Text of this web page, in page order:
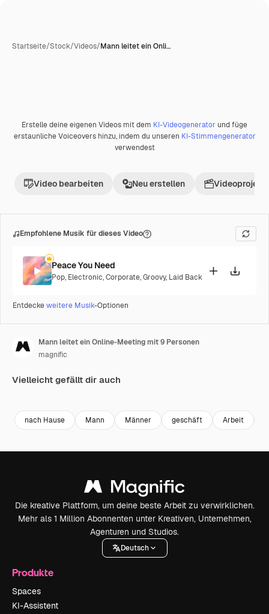
Startseite/Stock/Videos/Mann leitet ein Onli…
Erstelle deine eigenen Videos mit dem KI-Videogenerator und füge
erstaunliche Voiceovers hinzu, indem du unseren KI-Stimmengenerator
verwendest
Video bearbeiten Neu erstellen Videoprojekt
Empfohlene Musik für dieses Video
Peace You Need
Pop, Electronic,Corporate,Groovy, Laid Back
Entdeckeweitere Musik-Optionen
Mann leitet ein Online-Meeting mit 9 Personen
magnific
Vielleicht gefällt dir auch
nach Hause Mann Männer geschäft Arbeit
Die kreative Plattform, um deine beste Arbeit zu verwirklichen.
Mehr als 1 Million Abonnenten unter Kreativen, Unternehmen,
Agenturen und Studios.
Deutsch
Produkte
Spaces
KI-Assistent